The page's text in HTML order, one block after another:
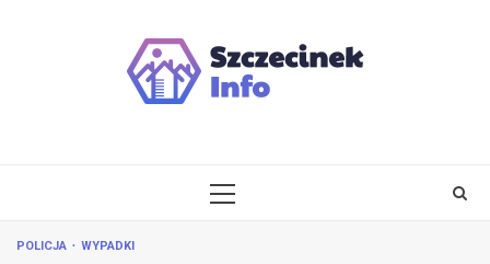
PRIMARY
POLICJA WYPADKI